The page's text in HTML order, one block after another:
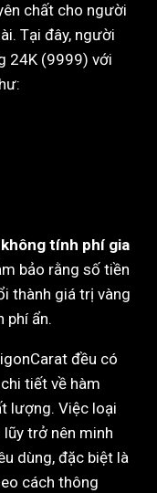
chất cho người
Tại đây, người
24K (9999) với
không tính phí gia
bảo rằng số tiền
thành giá trị vàng
phí ẩn.
đều có
tiết về hàm
lượng. Việc loại
trở nên minh
dùng, đặc biệt là
cách thông